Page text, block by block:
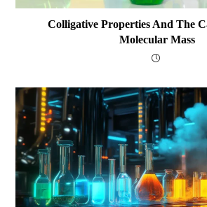
Colligative Properties And The
Molecular Mass